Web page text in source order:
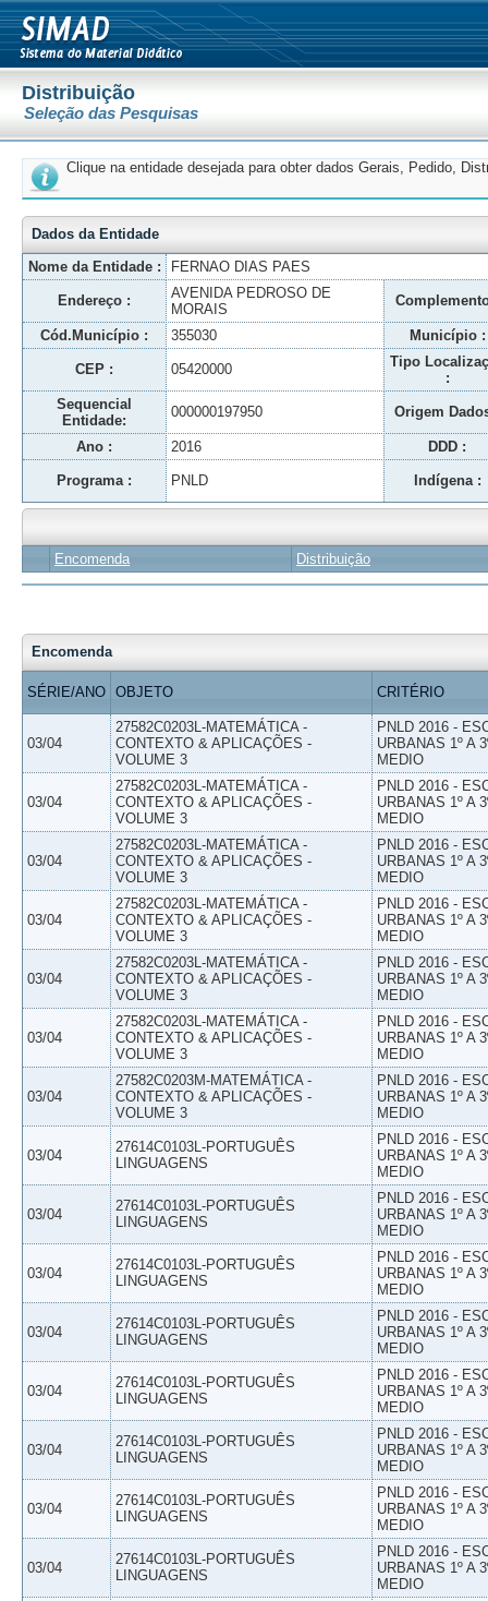
Distribuição
Seleção das Pesquisas
Clique na entidade desejada para obter dados Gerais, Pedido,
Dados da Entidade
Nome da Entidade :
FERNAO DIAS PAES
Endereço :
AVENIDA PEDROSO DE
MORAIS
Cód.Município : 355030 Município :
CEP : 05420000
Tipo
:
Sequencial
Entidade:
000000197950 Origem
Ano : 2016 DDD :
Programa : PNLD Indígena :
Encomenda Distribuição
Encomenda
SÉRIE/ANO OBJETO CRITÉRIO
03/04
27582C0203L-MATEMÁTICA -
CONTEXTO & APLICAÇÕES -
VOLUME 3
PNLD 2016 -
URBANAS 1º A
MEDIO
03/04
27582C0203L-MATEMÁTICA -
CONTEXTO & APLICAÇÕES -
VOLUME 3
PNLD 2016 -
URBANAS 1º A
MEDIO
03/04
27582C0203L-MATEMÁTICA -
CONTEXTO & APLICAÇÕES -
VOLUME 3
PNLD 2016 -
URBANAS 1º A
MEDIO
03/04
27582C0203L-MATEMÁTICA -
CONTEXTO & APLICAÇÕES -
VOLUME 3
PNLD 2016 -
URBANAS 1º A
MEDIO
03/04
27582C0203L-MATEMÁTICA -
CONTEXTO & APLICAÇÕES -
VOLUME 3
PNLD 2016 -
URBANAS 1º A
MEDIO
03/04
27582C0203L-MATEMÁTICA -
CONTEXTO & APLICAÇÕES -
VOLUME 3
PNLD 2016 -
URBANAS 1º A
MEDIO
03/04
27582C0203M-MATEMÁTICA -
CONTEXTO & APLICAÇÕES -
VOLUME 3
PNLD 2016 -
URBANAS 1º A
MEDIO
03/04
27614C0103L-PORTUGUÊS
LINGUAGENS
PNLD 2016 -
URBANAS 1º A
MEDIO
03/04
27614C0103L-PORTUGUÊS
LINGUAGENS
PNLD 2016 -
URBANAS 1º A
MEDIO
03/04
27614C0103L-PORTUGUÊS
LINGUAGENS
PNLD 2016 -
URBANAS 1º A
MEDIO
03/04
27614C0103L-PORTUGUÊS
LINGUAGENS
PNLD 2016 -
URBANAS 1º A
MEDIO
03/04
27614C0103L-PORTUGUÊS
LINGUAGENS
PNLD 2016 -
URBANAS 1º A
MEDIO
03/04
27614C0103L-PORTUGUÊS
LINGUAGENS
PNLD 2016 -
URBANAS 1º A
MEDIO
03/04
27614C0103L-PORTUGUÊS
LINGUAGENS
PNLD 2016 -
URBANAS 1º A
MEDIO
03/04
27614C0103L-PORTUGUÊS
LINGUAGENS
PNLD 2016 -
URBANAS 1º A
MEDIO